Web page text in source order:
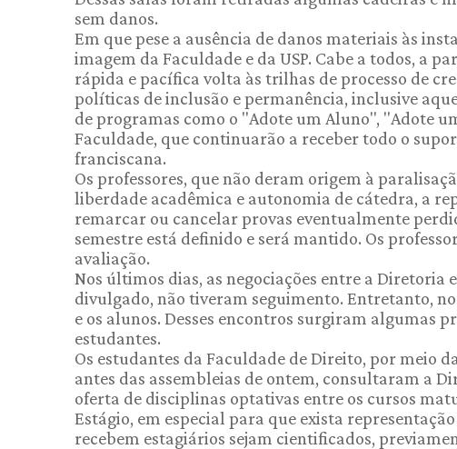
sem danos.
Em que pese a ausência de danos materiais às
imagem da Faculdade e da USP. Cabe a todos, a
rápida e pacífica volta às trilhas de processo de
políticas de inclusão e permanência, inclusive
de programas como o "Adote um Aluno", "Adote
Faculdade, que continuarão a receber todo o
franciscana.
Os professores, que não deram origem à
liberdade acadêmica e autonomia de cátedra, a
remarcar ou cancelar provas eventualmente
semestre está definido e será mantido. Os
avaliação.
Nos últimos dias, as negociações entre a
divulgado, não tiveram seguimento. Entretanto,
e os alunos. Desses encontros surgiram algumas
estudantes.
Os estudantes da Faculdade de Direito, por meio
antes das assembleias de ontem, consultaram a
oferta de disciplinas optativas entre os cursos
Estágio, em especial para que exista
recebem estagiários sejam cientificados,